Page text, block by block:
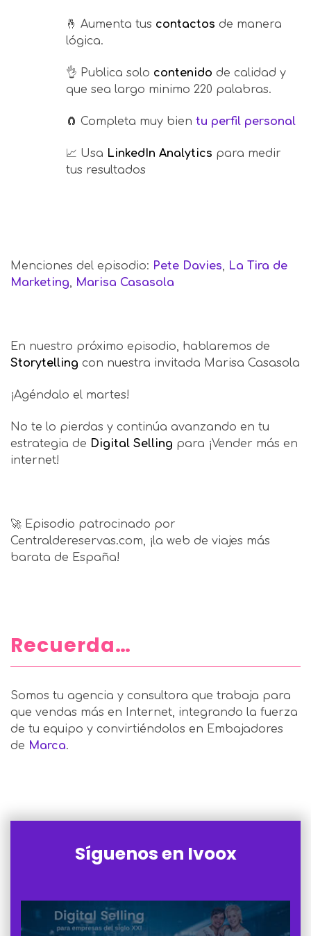
🤞 Aumenta tus contactos de manera
lógica.
👌 Publica solo contenido de calidad y
que sea largo minimo 220 palabras.
🧲 Completa muy bien tu perfil personal
📈 Usa LinkedIn Analytics para medir
tus resultados
Menciones del episodio: Pete Davies, La Tira de
Marketing, Marisa Casasola
En nuestro próximo episodio, hablaremos de
Storytelling con nuestra invitada Marisa Casasola
¡Agéndalo el martes!
No te lo pierdas y continúa avanzando en tu
estrategia de Digital Selling para ¡Vender más en
internet!
🚀 Episodio patrocinado por
Centraldereservas.com, ¡la web de viajes más
barata de España!
Recuerda…
Somos tu agencia y consultora que trabaja para
que vendas más en Internet, integrando la fuerza
de tu equipo y convirtiéndolos en Embajadores
de Marca.
Síguenos en Ivoox